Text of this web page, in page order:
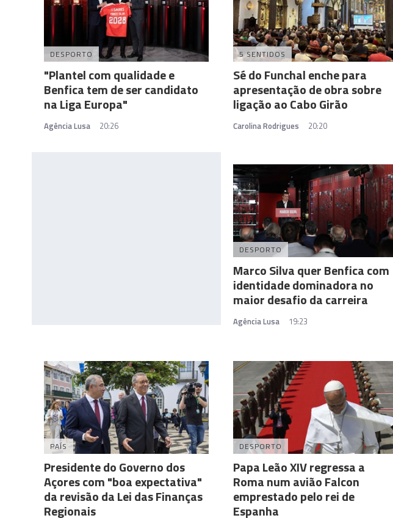
DESPORTO
"Plantel com qualidade e
Benfica tem de ser candidato
na Liga Europa"
Agência Lusa 20:26
5 SENTIDOS
Sé do Funchal enche para
apresentação de obra sobre
ligação ao Cabo Girão
Carolina Rodrigues 20:20
DESPORTO
Marco Silva quer Benfica com
identidade dominadora no
maior desafio da carreira
Agência Lusa 19:23
PAÍS
Presidente do Governo dos
Açores com "boa expectativa"
da revisão da Lei das Finanças
Regionais
DESPORTO
Papa Leão XIV regressa a
Roma num avião Falcon
emprestado pelo rei de
Espanha